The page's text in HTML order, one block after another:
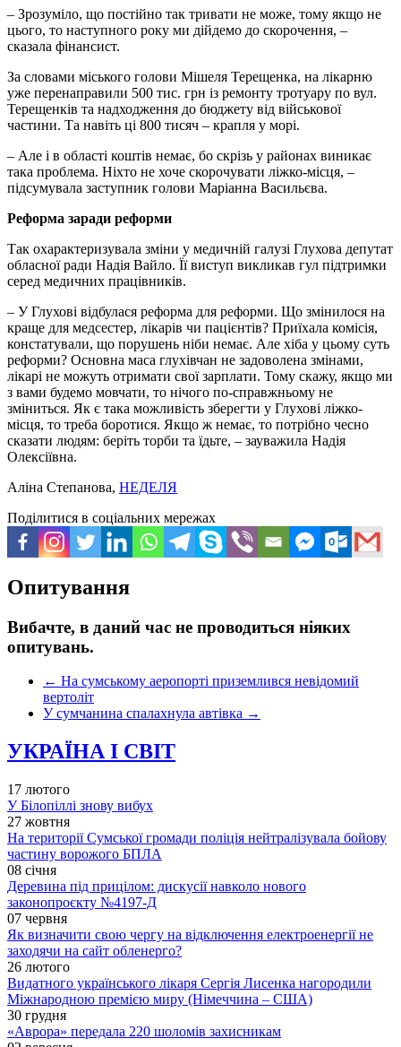
– Зрозуміло, що постійно так тривати не може, тому якщо не
цього, то наступного року ми дійдемо до скорочення, –
сказала фінансист.
За словами міського голови Мішеля Терещенка, на лікарню
уже перенаправили 500 тис. грн із ремонту тротуару по вул.
Терещенків та надходження до бюджету від військової
частини. Та навіть ці 800 тисяч – крапля у морі.
– Але і в області коштів немає, бо скрізь у районах виникає
така проблема. Ніхто не хоче скорочувати ліжко-місця, –
підсумувала заступник голови Маріанна Васильєва.
Реформа заради реформи
Так охарактеризувала зміни у медичній галузі Глухова депутат
обласної ради Надія Вайло. Її виступ викликав гул підтримки
серед медичних працівників.
– У Глухові відбулася реформа для реформи. Що змінилося на
краще для медсестер, лікарів чи пацієнтів? Приїхала комісія,
констатували, що порушень ніби немає. Але хіба у цьому суть
реформи? Основна маса глухівчан не задоволена змінами,
лікарі не можуть отримати свої зарплати. Тому скажу, якщо ми
з вами будемо мовчати, то нічого по-справжньому не
зміниться. Як є така можливість зберегти у Глухові ліжко-
місця, то треба боротися. Якщо ж немає, то потрібно чесно
сказати людям: беріть торби та їдьте, – зауважила Надія
Олексіївна.
Аліна Степанова, НЕДЕЛЯ
Поділитися в соціальних мережах
Опитування
Вибачте, в даний час не проводиться ніяких
опитувань.
← На сумському аеропорті приземлився невідомий
вертоліт
У сумчанина спалахнула автівка →
УКРАЇНА І СВІТ
17 лютого
У Білопіллі знову вибух
27 жовтня
На території Сумської громади поліція нейтралізувала бойову
частину ворожого БПЛА
08 січня
Деревина під прицілом: дискусії навколо нового
законопроєкту №4197-Д
07 червня
Як визначити свою чергу на відключення електроенергії не
заходячи на сайт обленерго?
26 лютого
Видатного українського лікаря Сергія Лисенка нагородили
Міжнародною премією миру (Німеччина – США)
30 грудня
«Аврора» передала 220 шоломів захисникам